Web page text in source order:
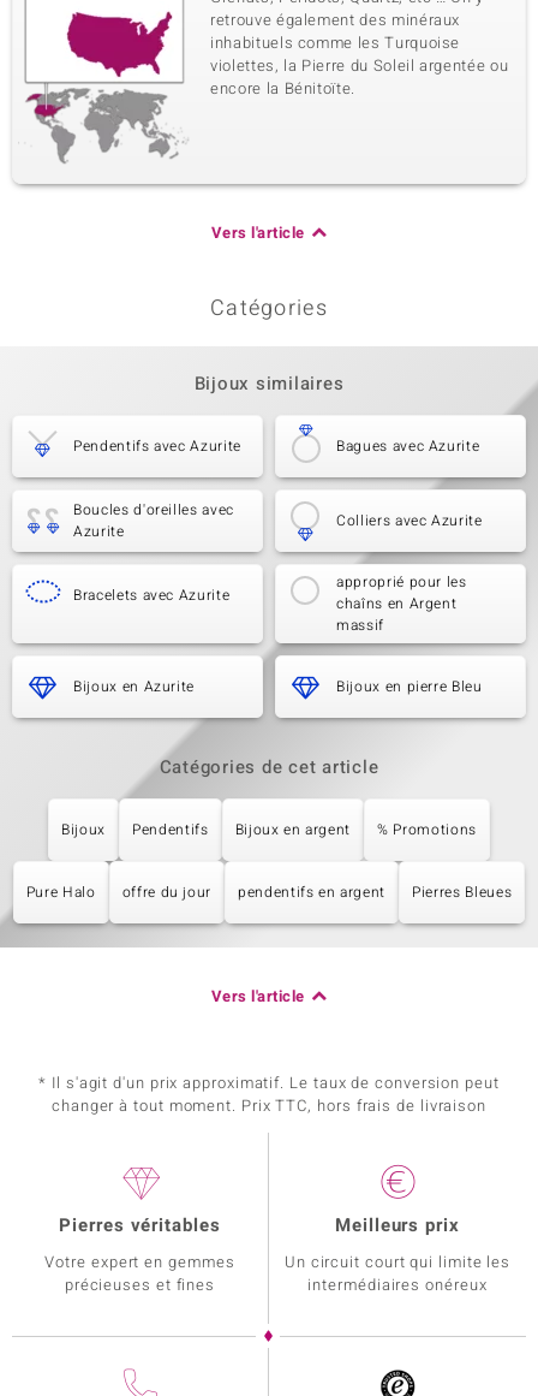
retrouve également des minéraux
inhabituels comme les Turquoise
violettes, la Pierre du Soleil argentée ou
encore la Bénitoïte.
Vers l'article
Catégories
Bijoux similaires
Pendentifs avec Azurite Bagues avec Azurite
Boucles d'oreilles avec
Azurite
Colliers avec Azurite
Bracelets avec Azurite
approprié pour les
chaîns en Argent
massif
Bijoux en Azurite Bijoux en pierre Bleu
Catégories de cet article
Bijoux Pendentifs Bijoux en argent % Promotions
Pure Halo offre du jour pendentifs en argent Pierres Bleues
Vers l'article
* Il s'agit d'un prix approximatif. Le taux de conversion peut
changer à tout moment. Prix TTC, hors frais de livraison
Pierres véritables
Votre expert en gemmes
précieuses et fines
Meilleurs prix
Un circuit court qui limite les
intermédiaires onéreux